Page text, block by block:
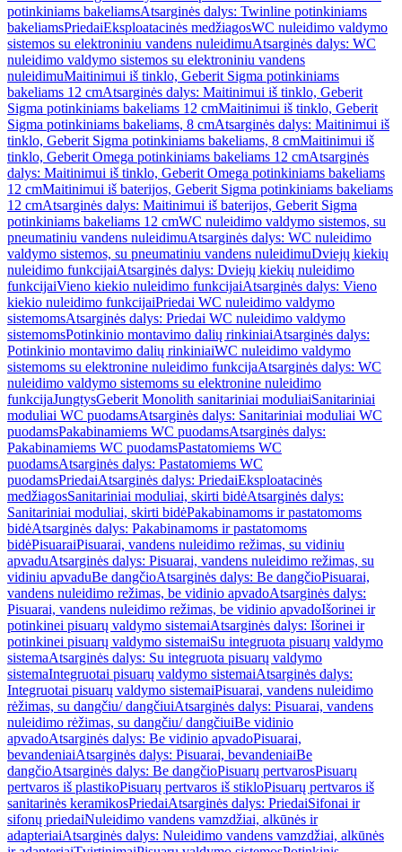
potinkiniams bakeliamsAtsarginės dalys: Twinline potinkiniams
bakeliamsPriedaiEksploatacinės medžiagosWC nuleidimo valdymo
sistemos su elektroniniu vandens nuleidimuAtsarginės dalys: WC
nuleidimo valdymo sistemos su elektroniniu vandens
nuleidimuMaitinimui iš tinklo, Geberit Sigma potinkiniams
bakeliams 12 cmAtsarginės dalys: Maitinimui iš tinklo, Geberit
Sigma potinkiniams bakeliams 12 cmMaitinimui iš tinklo, Geberit
Sigma potinkiniams bakeliams, 8 cmAtsarginės dalys: Maitinimui iš
tinklo, Geberit Sigma potinkiniams bakeliams, 8 cmMaitinimui iš
tinklo, Geberit Omega potinkiniams bakeliams 12 cmAtsarginės
dalys: Maitinimui iš tinklo, Geberit Omega potinkiniams bakeliams
12 cmMaitinimui iš baterijos, Geberit Sigma potinkiniams bakeliams
12 cmAtsarginės dalys: Maitinimui iš baterijos, Geberit Sigma
potinkiniams bakeliams 12 cmWC nuleidimo valdymo sistemos, su
pneumatiniu vandens nuleidimuAtsarginės dalys: WC nuleidimo
valdymo sistemos, su pneumatiniu vandens nuleidimuDviejų kiekių
nuleidimo funkcijaiAtsarginės dalys: Dviejų kiekių nuleidimo
funkcijaiVieno kiekio nuleidimo funkcijaiAtsarginės dalys: Vieno
kiekio nuleidimo funkcijaiPriedai WC nuleidimo valdymo
sistemomsAtsarginės dalys: Priedai WC nuleidimo valdymo
sistemomsPotinkinio montavimo dalių rinkiniaiAtsarginės dalys:
Potinkinio montavimo dalių rinkiniaiWC nuleidimo valdymo
sistemoms su elektronine nuleidimo funkcijaAtsarginės dalys: WC
nuleidimo valdymo sistemoms su elektronine nuleidimo
funkcijaJungtysGeberit Monolith sanitariniai moduliaiSanitariniai
moduliai WC puodamsAtsarginės dalys: Sanitariniai moduliai WC
puodamsPakabinamiems WC puodamsAtsarginės dalys:
Pakabinamiems WC puodamsPastatomiems WC
puodamsAtsarginės dalys: Pastatomiems WC
puodamsPriedaiAtsarginės dalys: PriedaiEksploatacinės
medžiagosSanitariniai moduliai, skirti bidėAtsarginės dalys:
Sanitariniai moduliai, skirti bidėPakabinamoms ir pastatomoms
bidėAtsarginės dalys: Pakabinamoms ir pastatomoms
bidėPisuaraiPisuarai, vandens nuleidimo režimas, su vidiniu
apvaduAtsarginės dalys: Pisuarai, vandens nuleidimo režimas, su
vidiniu apvaduBe dangčioAtsarginės dalys: Be dangčioPisuarai,
vandens nuleidimo režimas, be vidinio apvadoAtsarginės dalys:
Pisuarai, vandens nuleidimo režimas, be vidinio apvadoIšorinei ir
potinkinei pisuarų valdymo sistemaiAtsarginės dalys: Išorinei ir
potinkinei pisuarų valdymo sistemaiSu integruota pisuarų valdymo
sistemaAtsarginės dalys: Su integruota pisuarų valdymo
sistemaIntegruotai pisuarų valdymo sistemaiAtsarginės dalys:
Integruotai pisuarų valdymo sistemaiPisuarai, vandens nuleidimo
rėžimas, su dangčiu/ dangčiuiAtsarginės dalys: Pisuarai, vandens
nuleidimo rėžimas, su dangčiu/ dangčiuiBe vidinio
apvadoAtsarginės dalys: Be vidinio apvadoPisuarai,
bevandeniaiAtsarginės dalys: Pisuarai, bevandeniaiBe
dangčioAtsarginės dalys: Be dangčioPisuarų pertvarosPisuarų
pertvaros iš plastikoPisuarų pertvaros iš stikloPisuarų pertvaros iš
sanitarinės keramikosPriedaiAtsarginės dalys: PriedaiSifonai ir
sifonų priedaiNuleidimo vandens vamzdžiai, alkūnės ir
adapteriaiAtsarginės dalys: Nuleidimo vandens vamzdžiai, alkūnės